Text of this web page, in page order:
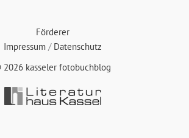
Förderer
Impressum/ Datenschutz
kasseler fotobuchblog